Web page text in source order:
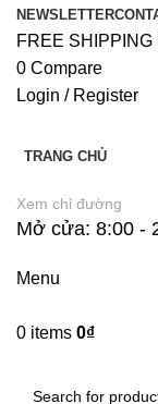
NEWSLETTER
FREE
0 Compare
Login / Register
TRANG CHỦ
Xem chỉ đường
Mở cửa: 8:00 -
Menu
0 items 0₫